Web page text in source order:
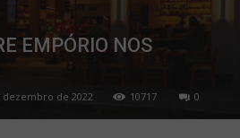
EMPÓRIO NOS
dezembro de 2022 10717 0